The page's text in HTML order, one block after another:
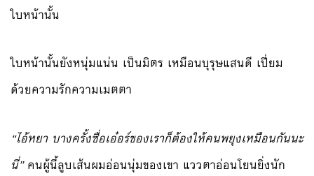
ใบหน้านั้น
ใบหน้านั้นยังหนุ่มแน่น เป็นมิตร เหมือนบุรุษแสนดี เปี่ยม
ด้วยความรักความเมตตา
“ไอ้หยา บางครั้งซื่อเอ๋อร์ของเราก็ต้องให้คนพยุงเหมือนกันนะ
นี่”คนผู้นี้ลูบเส้นผมอ่อนนุ่มของเขา แววตาอ่อนโยนยิ่งนัก